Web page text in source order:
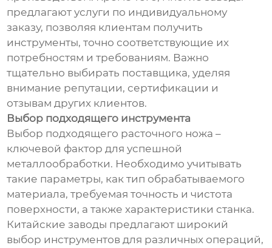
предлагают услуги по индивидуальному
заказу, позволяя клиентам получить
инструменты, точно соответствующие их
потребностям и требованиям. Важно
тщательно выбирать поставщика, уделяя
внимание репутации, сертификации и
отзывам других клиентов.
Выбор подходящего инструмента
Выбор подходящего расточного ножа –
ключевой фактор для успешной
металлообработки. Необходимо учитывать
такие параметры, как тип обрабатываемого
материала, требуемая точность и чистота
поверхности, а также характеристики станка.
Китайские заводы предлагают широкий
выбор инструментов для различных операций,